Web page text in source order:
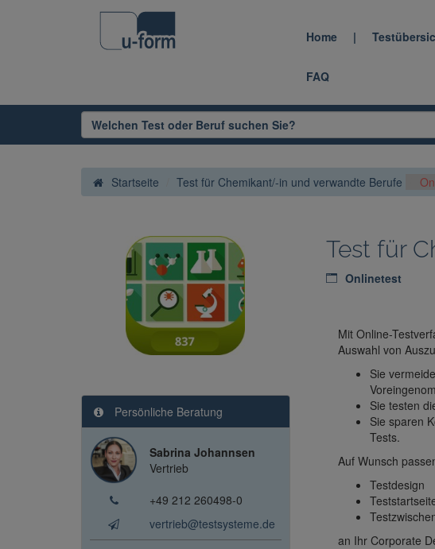
Home |
FAQ
Startseite Test für Chemikant/-in und verwandte Berufe
Persönliche Beratung
Sabrina Johannsen
Vertrieb
+49 212 260498-0
vertrieb@testsysteme.de
Test für
Onlinetest
Mit Online-
Auswahl von
Sie
Sie testen
Sie sparen
Tests.
Auf Wunsch
Testdesign
an Ihr Corporate